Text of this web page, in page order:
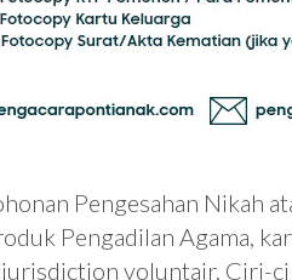
Pengesahan Nikah
Pengadilan Agama,
jurisdiction voluntair. Ciri-